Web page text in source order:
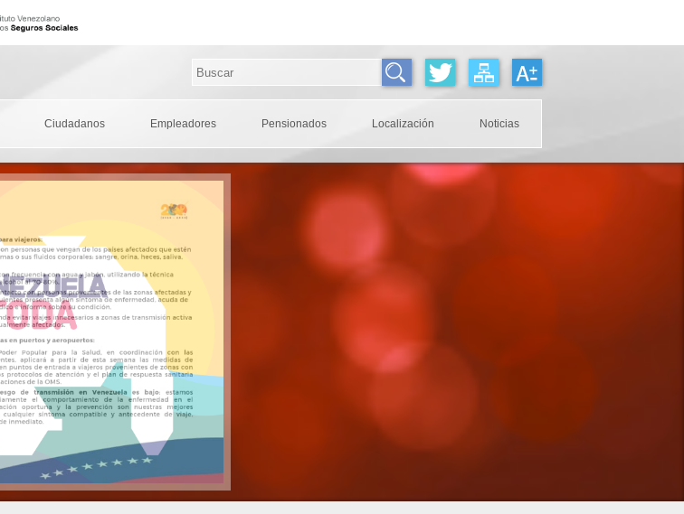
Ciudadanos Empleadores Pensionados Localización Noticias